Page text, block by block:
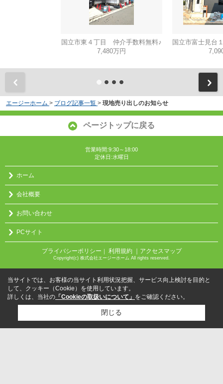
国立市東４丁目 仲介手数料無料♪
7,480万円
エージーホーム > ブログ記事一覧 > 現地売り出しのお知らせ
ページトップに戻る
営業時間:9:30～18:00
定休日:水曜日
ホーム
会社概要
お問い合わせ
PCサイト
プライバシーポリシー ｜ 利用規約 ｜アクセスマップ
Copyright(c) 株式会社エージーホーム All rights reserved.
当サイトでは、お客様の当サイト利用状況把握、サービス向上検討を目的と
して、クッキー（Cookie）を使用しています。
詳しくは、当社の 「Cookieの取扱いについて」 をご確認ください。
閉じる